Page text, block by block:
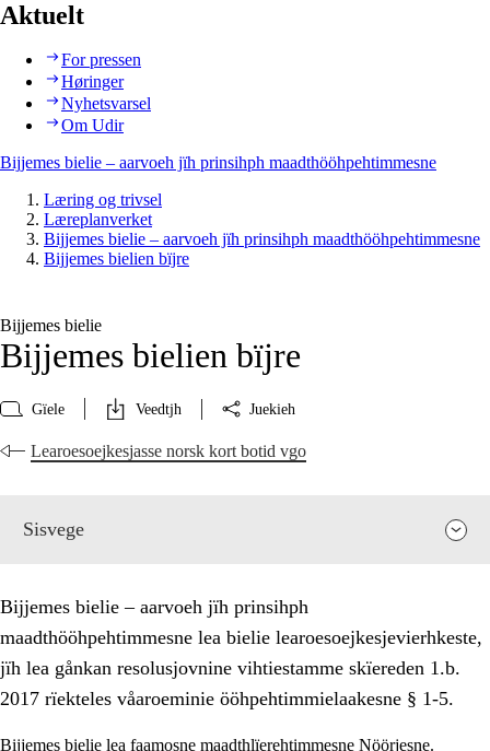
Aktuelt
For pressen
Høringer
Nyhetsvarsel
Om Udir
Bijjemes bielie – aarvoeh jïh prinsihph maadthööhpehtimmesne
Læring og trivsel
Læreplanverket
Bijjemes bielie – aarvoeh jïh prinsihph maadthööhpehtimmesne
Bijjemes bielien bïjre
Bijjemes bielie
Bijjemes bielien bïjre
Gïele Veedtjh Juekieh
Learoesoejkesjasse norsk kort botid vgo
Sisvege
Bijjemes bielie – aarvoeh jïh prinsihph
maadthööhpehtimmesne lea bielie learoesoejkesjevierhkeste,
jïh lea gånkan resolusjovnine vihtiestamme skïereden 1.b.
2017 rïekteles våaroeminie ööhpehtimmielaakesne § 1-5.
Bijjemes bielie lea faamosne maadthlïerehtimmesne Nöörjesne.